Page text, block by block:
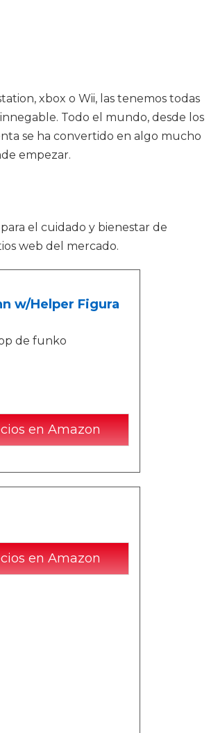
xbox o Wii, las tenemos todas
Todo el mundo, desde los
se ha convertido en algo mucho
empezar.
el cuidado y bienestar de
web del mercado.
w/Helper Figura
de funko
en Amazon
en Amazon